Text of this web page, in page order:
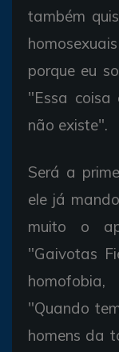
também
porque eu
"Essa
não existe".
Será a
ele já
muito o
"Gaivotas
"Quando
homens da